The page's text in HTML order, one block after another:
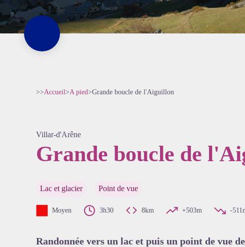
>>Accueil>A pied>Grande boucle de l'Aiguillon
Villar-d'Arêne
Grande boucle de
Lac et glacier Point de vue
Moyen 3h30 8km +503m -
Randonnée vers un lac et puis un point de vue